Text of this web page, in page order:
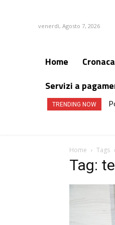
venerdì, Agosto 7, 2026
Home Cronaca
Servizi a
TRENDING NOW
Home Tags
Tag: